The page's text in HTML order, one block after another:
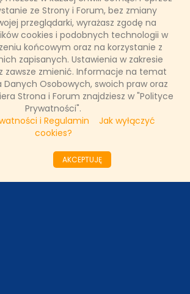
ze Strony i Forum, bez zmiany
przeglądarki, wyrażasz zgodę na
cookies i podobnych technologii w
końcowym oraz na korzystanie z
zapisanych. Ustawienia w zakresie
zawsze zmienić. Informacje na temat
Osobowych, swoich praw oraz
Strona i Forum znajdziesz w "Polityce
Prywatności".
i Regulamin
Jak wyłączyć
cookies?
AKCEPTUJĘ
lękami i podjąć walkę o zwycięstwo?
2023, 09:33
CZYTAJ WIĘCEJ